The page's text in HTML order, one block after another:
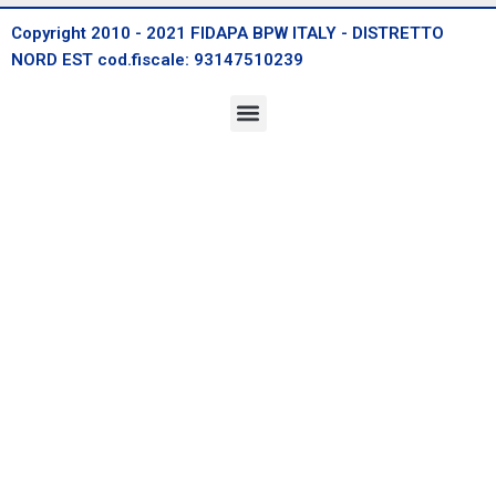
Copyright 2010 - 2021 FIDAPA BPW ITALY - DISTRETTO
NORD EST cod.fiscale: 93147510239